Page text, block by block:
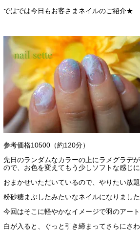
ではでは今日もお客さまネイルのご紹介★
参考価格10500（約120分）
先日のランダムなカラーの上にラメグラデ
ので、お色を変えてもう少しソフトな感じ
おまかせいただいているので、やりたい放題
粉砂糖まぶしたみたいなネイルになりました
今回はそこに軽やかなイメージで羽のアート
白が入ると、ぐっと引き締まってさらにさ